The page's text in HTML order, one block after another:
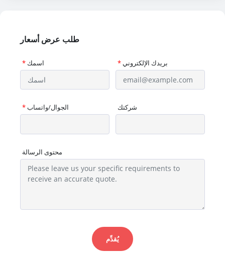
طلب عرض أسعار
* اسمك * بريدك الإلكتروني
*الجوال/واتساب شركتك
محتوى الرسالة
يُقدِّم